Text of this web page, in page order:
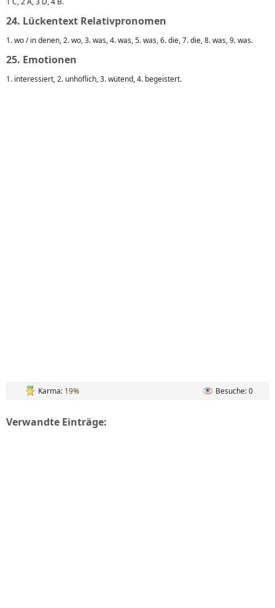
24. Lückentext Relativpronomen
1. wo / in denen, 2. wo, 3. was, 4. was, 5. was, 6. die, 7. die, 8. was, 9. was.
25. Emotionen
1. interessiert, 2. unhöflich, 3. wütend, 4. begeistert.
Karma: 19% Besuche: 0
Verwandte Einträge: